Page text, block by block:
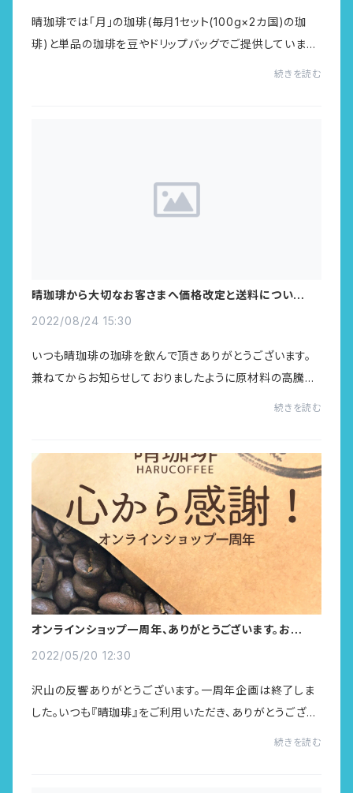
晴珈琲では「月」の珈琲(毎月1セット(100g×2カ国)の珈
琲)と単品の珈琲を豆やドリップバッグでご提供していま
続きを読む
晴珈琲から大切なお客さまへ価格改定と送料についての
2022/08/24 15:30
いつも晴珈琲の珈琲を飲んで頂きありがとうございます。
兼ねてからお知らせしておりましたように原材料の高騰や
続きを読む
オンラインショップ一周年、ありがとうございます。お礼ク
2022/05/20 12:30
沢山の反響ありがとうございます。一周年企画は終了しま
した。いつも『晴珈琲』をご利用いただき、ありがとうござい
続きを読む